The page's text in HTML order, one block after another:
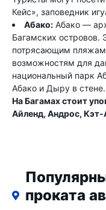
Кейс», заповедник
Абако: Абако —
Багамских островов.
потрясающим пляжам,
возможностям для
национальный парк
Абако и Дыру в стене.
На Багамах стоит
Айленд, Андрос,
проката